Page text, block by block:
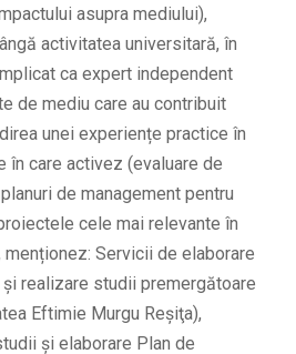
asupra mediului),
activitatea universitară, în
ca expert independent
de mediu care au contribuit
unei experiențe practice în
în care activez (evaluare de
de management pentru
cele mai relevante în
Servicii de elaborare
realizare studii premergătoare
Eftimie Murgu Reşiţa),
şi elaborare Plan de